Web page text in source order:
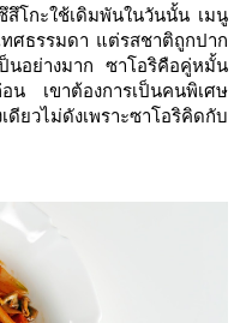
สึโกะใช้เดิมพันในวันนั้น เมนู
ศธรรมดา แต่รสชาติถูกปาก
อย่างมาก ซาโอริคือคู่หมั้น
น เขาต้องการเป็นคนพิเศษ
ยวไม่ดังเพราะซาโอริคิดกับ